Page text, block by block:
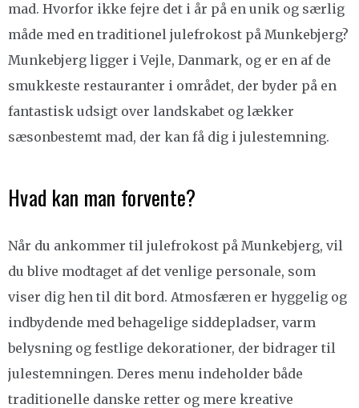
mad. Hvorfor ikke fejre det i år på en unik og særlig
måde med en traditionel julefrokost på Munkebjerg?
Munkebjerg ligger i Vejle, Danmark, og er en af de
smukkeste restauranter i området, der byder på en
fantastisk udsigt over landskabet og lækker
sæsonbestemt mad, der kan få dig i julestemning.
Hvad kan man forvente?
Når du ankommer til julefrokost på Munkebjerg, vil
du blive modtaget af det venlige personale, som
viser dig hen til dit bord. Atmosfæren er hyggelig og
indbydende med behagelige siddepladser, varm
belysning og festlige dekorationer, der bidrager til
julestemningen. Deres menu indeholder både
traditionelle danske retter og mere kreative